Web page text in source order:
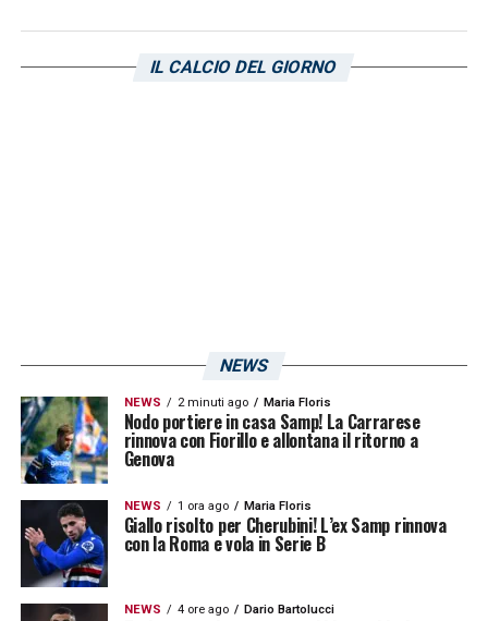
abisso tra le categorie essendo un modo
IL CALCIO DEL GIORNO
NEWS
NEWS 2 minuti ago Maria Floris
Nodo portiere in casa Samp! La Carrarese
rinnova con Fiorillo e allontana il ritorno a
Genova
NEWS 1 ora ago Maria Floris
Giallo risolto per Cherubini! L’ex Samp rinnova
con la Roma e vola in Serie B
NEWS 4 ore ago Dario Bartolucci